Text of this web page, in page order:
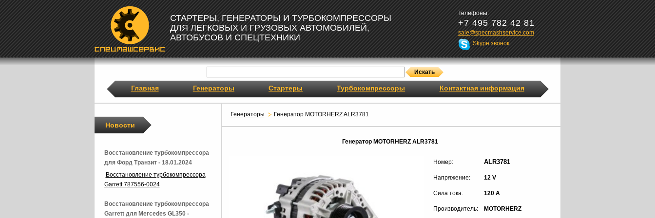
СТАРТЕРЫ, ГЕНЕРАТОРЫ И ТУРБОКОМПРЕССОРЫ
ДЛЯ ЛЕГКОВЫХ И ГРУЗОВЫХ АВТОМОБИЛЕЙ,
АВТОБУСОВ И СПЕЦТЕХНИКИ
Телефоны:
+7 495 782 42 81
sale@specmashservice.com
Skype звонок
Главная Генераторы Стартеры Турбокомпрессоры Контактная информация
Генераторы Генератор MOTORHERZ ALR3781
Генератор MOTORHERZ ALR3781
Номер: ALR3781
Напряжение: 12 V
Сила тока: 120 A
Производитель: MOTORHERZ
Новости
Восстановление турбокомпрессора
для Форд Транзит - 18.01.2024
Восстановление турбокомпрессора
Garrett 787556-0024
Восстановление турбокомпрессора
Garrett для Mercedes GL350 -